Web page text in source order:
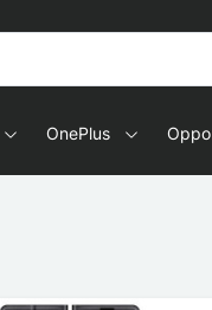
OnePlus Oppo